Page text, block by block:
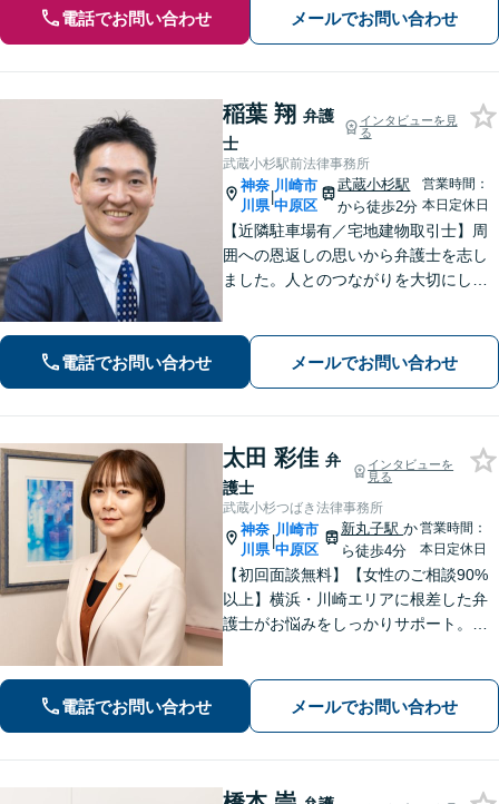
電話でお問い合わせ メールでお問い合わせ
稲葉 翔 弁護
士
インタビューを見
る
武蔵小杉駅前法律事務所
神奈
川県
|
川崎市
中原区
武蔵小杉駅
から徒歩2分
営業時間：
本日定休日
【近隣駐車場有／宅地建物取引士】周
囲への恩返しの思いから弁護士を志し
ました。人とのつながりを大切にし、
力になれるよう尽力いたしますので、
一人で抱え込まず、まずはご相談くだ
電話でお問い合わせ メールでお問い合わせ
太田 彩佳 弁
護士
インタビューを
見る
武蔵小杉つばき法律事務所
神奈
川県
|
川崎市
中原区
新丸子駅か
ら徒歩4分
営業時間：
本日定休日
【初回面談無料】【女性のご相談90%
以上】横浜・川崎エリアに根差した弁
護士がお悩みをしっかりサポート。明
電話でお問い合わせ メールでお問い合わせ